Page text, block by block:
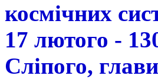
космічних
17 лютого -
Сліпого,